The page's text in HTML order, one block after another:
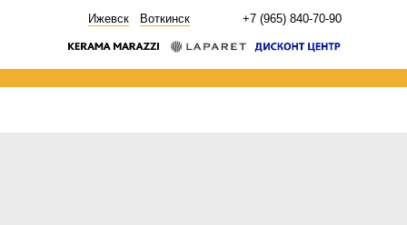
+7 (965) 840-70-90
Ижевск Воткинск